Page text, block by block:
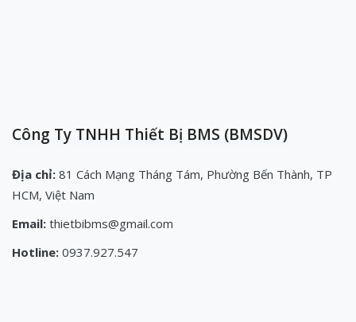
Công Ty TNHH Thiết Bị BMS (BMSDV)
Địa chỉ: 81 Cách Mạng Tháng Tám, Phường Bến Thành, TP
HCM, Việt Nam
Email: thietbibms@gmail.com
Hotline: 0937.927.547